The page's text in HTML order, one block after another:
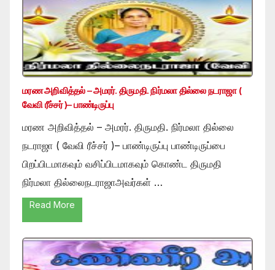
மரண அறிவித்தல் – அமரர். திருமதி. நிர்மலா தில்லை நடராஜா (
வேவி ரீச்சர் )– பாண்டிருப்பு
மரண அறிவித்தல் – அமரர். திருமதி. நிர்மலா தில்லை
நடராஜா ( வேவி ரீச்சர் )– பாண்டிருப்பு பாண்டிருப்பை
பிறப்பிடமாகவும் வசிப்பிடமாகவும் கொண்ட திருமதி
நிர்மலா தில்லைநடராஜாஅவர்கள் …
Read More